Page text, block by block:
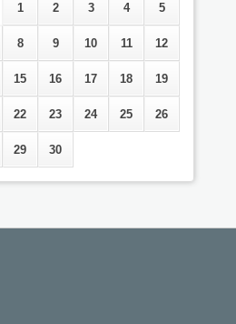
1 2 3 4 5
8 9 10 11 12
15 16 17 18 19
22 23 24 25 26
29 30